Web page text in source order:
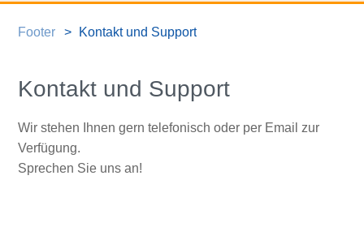
Footer Kontakt und Support
Kontakt und Support
Wir stehen Ihnen gern telefonisch oder per Email zur
Verfügung.
Sprechen Sie uns an!